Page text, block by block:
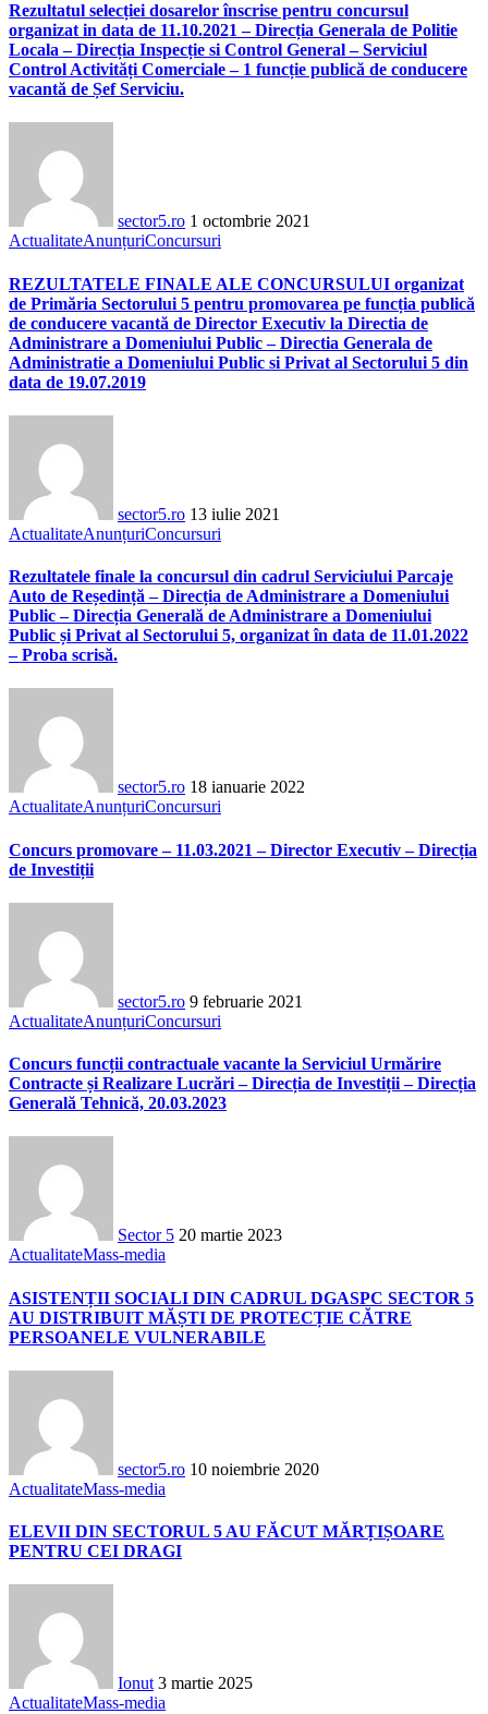
Rezultatul selecției dosarelor înscrise pentru concursul
organizat in data de 11.10.2021 – Direcția Generala de Politie
Locala – Direcția Inspecție si Control General – Serviciul
Control Activități Comerciale – 1 funcție publică de conducere
vacantă de Șef Serviciu.
sector5.ro 1 octombrie 2021
ActualitateAnunțuriConcursuri
REZULTATELE FINALE ALE CONCURSULUI organizat
de Primăria Sectorului 5 pentru promovarea pe funcția publică
de conducere vacantă de Director Executiv la Directia de
Administrare a Domeniului Public – Directia Generala de
Administratie a Domeniului Public si Privat al Sectorului 5 din
data de 19.07.2019
sector5.ro 13 iulie 2021
ActualitateAnunțuriConcursuri
Rezultatele finale la concursul din cadrul Serviciului Parcaje
Auto de Reședință – Direcția de Administrare a Domeniului
Public – Direcția Generală de Administrare a Domeniului
Public și Privat al Sectorului 5, organizat în data de 11.01.2022
– Proba scrisă.
sector5.ro 18 ianuarie 2022
ActualitateAnunțuriConcursuri
Concurs promovare – 11.03.2021 – Director Executiv – Direcția
de Investiții
sector5.ro 9 februarie 2021
ActualitateAnunțuriConcursuri
Concurs funcții contractuale vacante la Serviciul Urmărire
Contracte și Realizare Lucrări – Direcția de Investiții – Direcția
Generală Tehnică, 20.03.2023
Sector 5 20 martie 2023
ActualitateMass-media
ASISTENȚII SOCIALI DIN CADRUL DGASPC SECTOR 5
AU DISTRIBUIT MĂȘTI DE PROTECȚIE CĂTRE
PERSOANELE VULNERABILE
sector5.ro 10 noiembrie 2020
ActualitateMass-media
ELEVII DIN SECTORUL 5 AU FĂCUT MĂRȚIȘOARE
PENTRU CEI DRAGI
Ionut 3 martie 2025
ActualitateMass-media